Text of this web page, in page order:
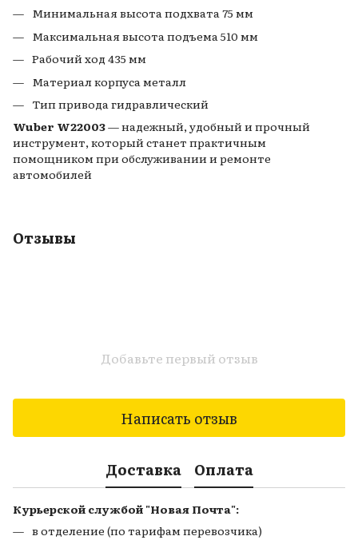
Минимальная высота подхвата 75 мм
Максимальная высота подъема 510 мм
Рабочий ход 435 мм
Материал корпуса металл
Тип привода гидравлический
Wuber W22003— надежный, удобный и прочный
инструмент, который станет практичным
помощником при обслуживании и ремонте
автомобилей
Отзывы
Добавьте первый отзыв
Написать отзыв
Доставка Оплата
Курьерской службой "Новая Почта":
в отделение (по тарифам перевозчика)